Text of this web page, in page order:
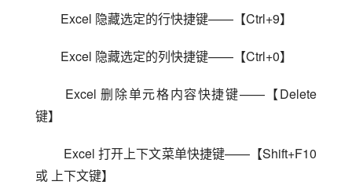
Excel 隐藏选定的行快捷键——【Ctrl+9】
Excel 隐藏选定的列快捷键——【Ctrl+0】
键】
或 上下文键】